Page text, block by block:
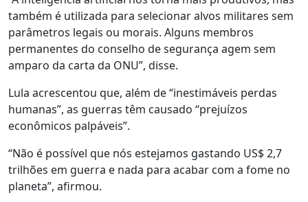
também é utilizada para selecionar alvos militares sem
parâmetros legais ou morais. Alguns membros
permanentes do conselho de segurança agem sem
amparo da carta da ONU”, disse.
Lula acrescentou que, além de “inestimáveis perdas
humanas”, as guerras têm causado “prejuízos
econômicos palpáveis”.
“Não é possível que nós estejamos gastando US$ 2,7
trilhões em guerra e nada para acabar com a fome no
planeta”, afirmou.